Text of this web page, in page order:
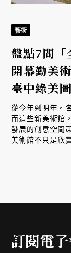
藝術
盤點7間「
開幕勤美
臺中綠美
從今年到明年，
而這些新美術館
發展的創意空間
美術館不只是欣
訂閱電